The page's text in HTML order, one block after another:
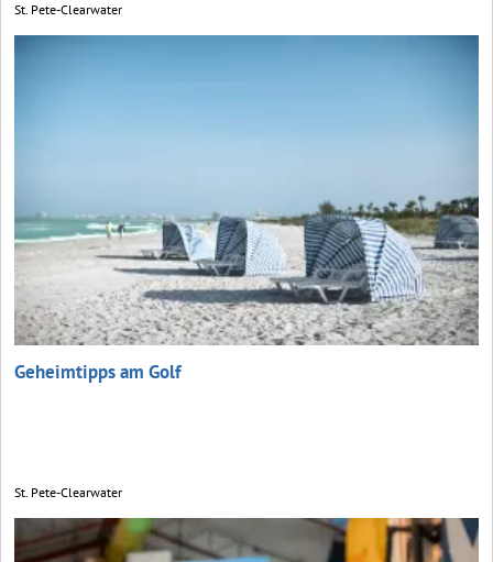
St. Pete-Clearwater
Geheimtipps am Golf
St. Pete-Clearwater